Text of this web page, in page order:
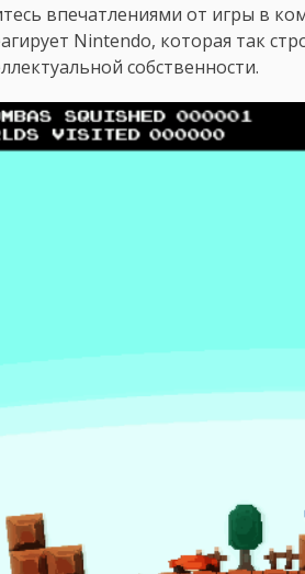
впечатлениями от игры в
Nintendo, которая так
собственности.